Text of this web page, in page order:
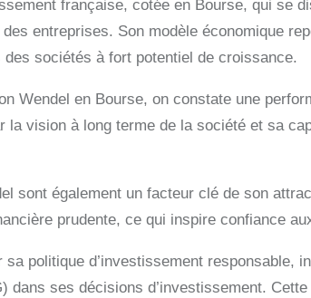
française, cotée en Bourse, qui se
entreprises. Son modèle économique
sociétés à fort potentiel de croissance.
Wendel en Bourse, on constate une
la vision à long terme de la société et sa
sont également un facteur clé de son
prudente, ce qui inspire confiance
politique d’investissement responsable,
dans ses décisions d’investissement.